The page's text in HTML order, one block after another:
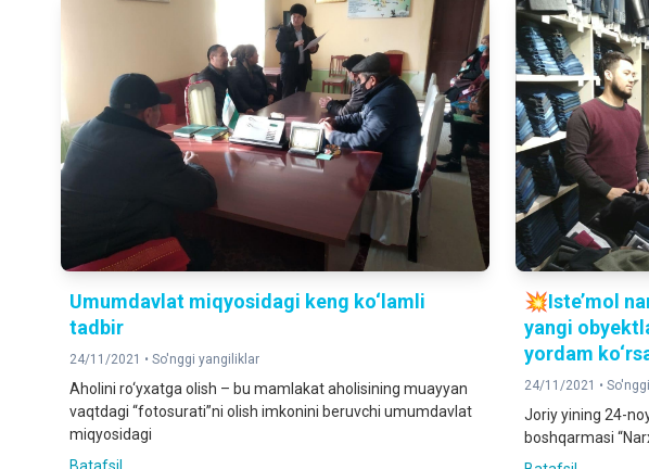
Umumdavlat miqyosidagi keng ko‘lamli
tadbir
24/11/2021 • So'nggi yangiliklar
Aholini ro‘yxatga olish – bu mamlakat aholisining muayyan
vaqtdagi “fotosurati”ni olish imkonini beruvchi umumdavlat
miqyosidagi
💥Iste’mol
yangi
yordam
24/11/2021 •
Joriy yining 24-
boshqarmasi